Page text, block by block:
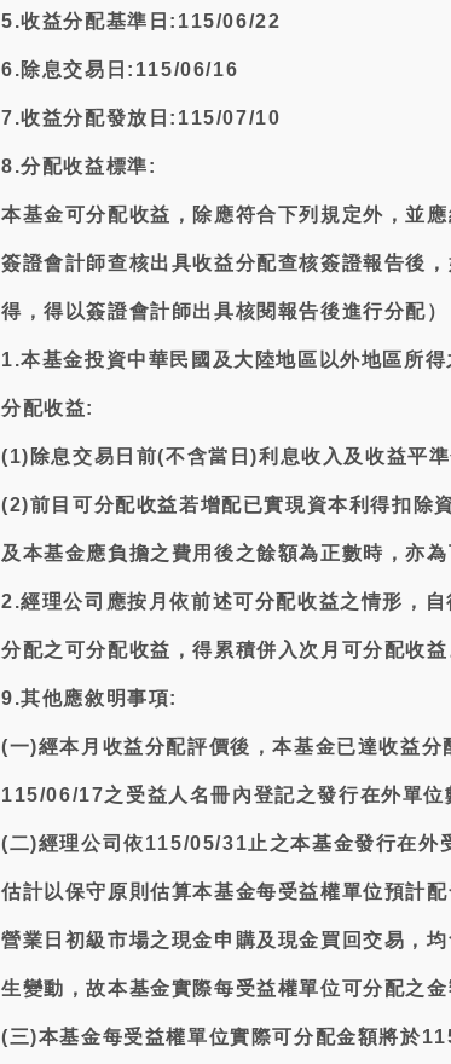
5.收益分配基準日:115/06/22
6.除息交易日:115/06/16
7.收益分配發放日:115/07/10
8.分配收益標準:
本基金可分配收益，除應符合下列規定外，並
簽證會計師查核出具收益分配查核簽證報告後
得，得以簽證會計師出具核閱報告後進行分配）
1.本基金投資中華民國及大陸地區以外地區所
分配收益:
(1)除息交易日前(不含當日)利息收入及收益平
(2)前目可分配收益若增配已實現資本利得扣除
及本基金應負擔之費用後之餘額為正數時，亦為
2.經理公司應按月依前述可分配收益之情形，
分配之可分配收益，得累積併入次月可分配收益
9.其他應敘明事項:
(一)經本月收益分配評價後，本基金已達收益
115/06/17之受益人名冊內登記之發行在外單位
(二)經理公司依115/05/31止之本基金發行在外
估計以保守原則估算本基金每受益權單位預計
營業日初級市場之現金申購及現金買回交易，
生變動，故本基金實際每受益權單位可分配之
(三)本基金每受益權單位實際可分配金額將於